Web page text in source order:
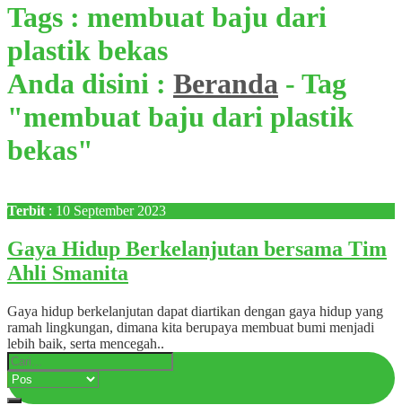
Tags : membuat baju dari
plastik bekas
Anda disini : Beranda - Tag
"membuat baju dari plastik
bekas"
Terbit : 10 September 2023
Gaya Hidup Berkelanjutan bersama Tim
Ahli Smanita
Gaya hidup berkelanjutan dapat diartikan dengan gaya hidup yang
ramah lingkungan, dimana kita berupaya membuat bumi menjadi
lebih baik, serta mencegah..